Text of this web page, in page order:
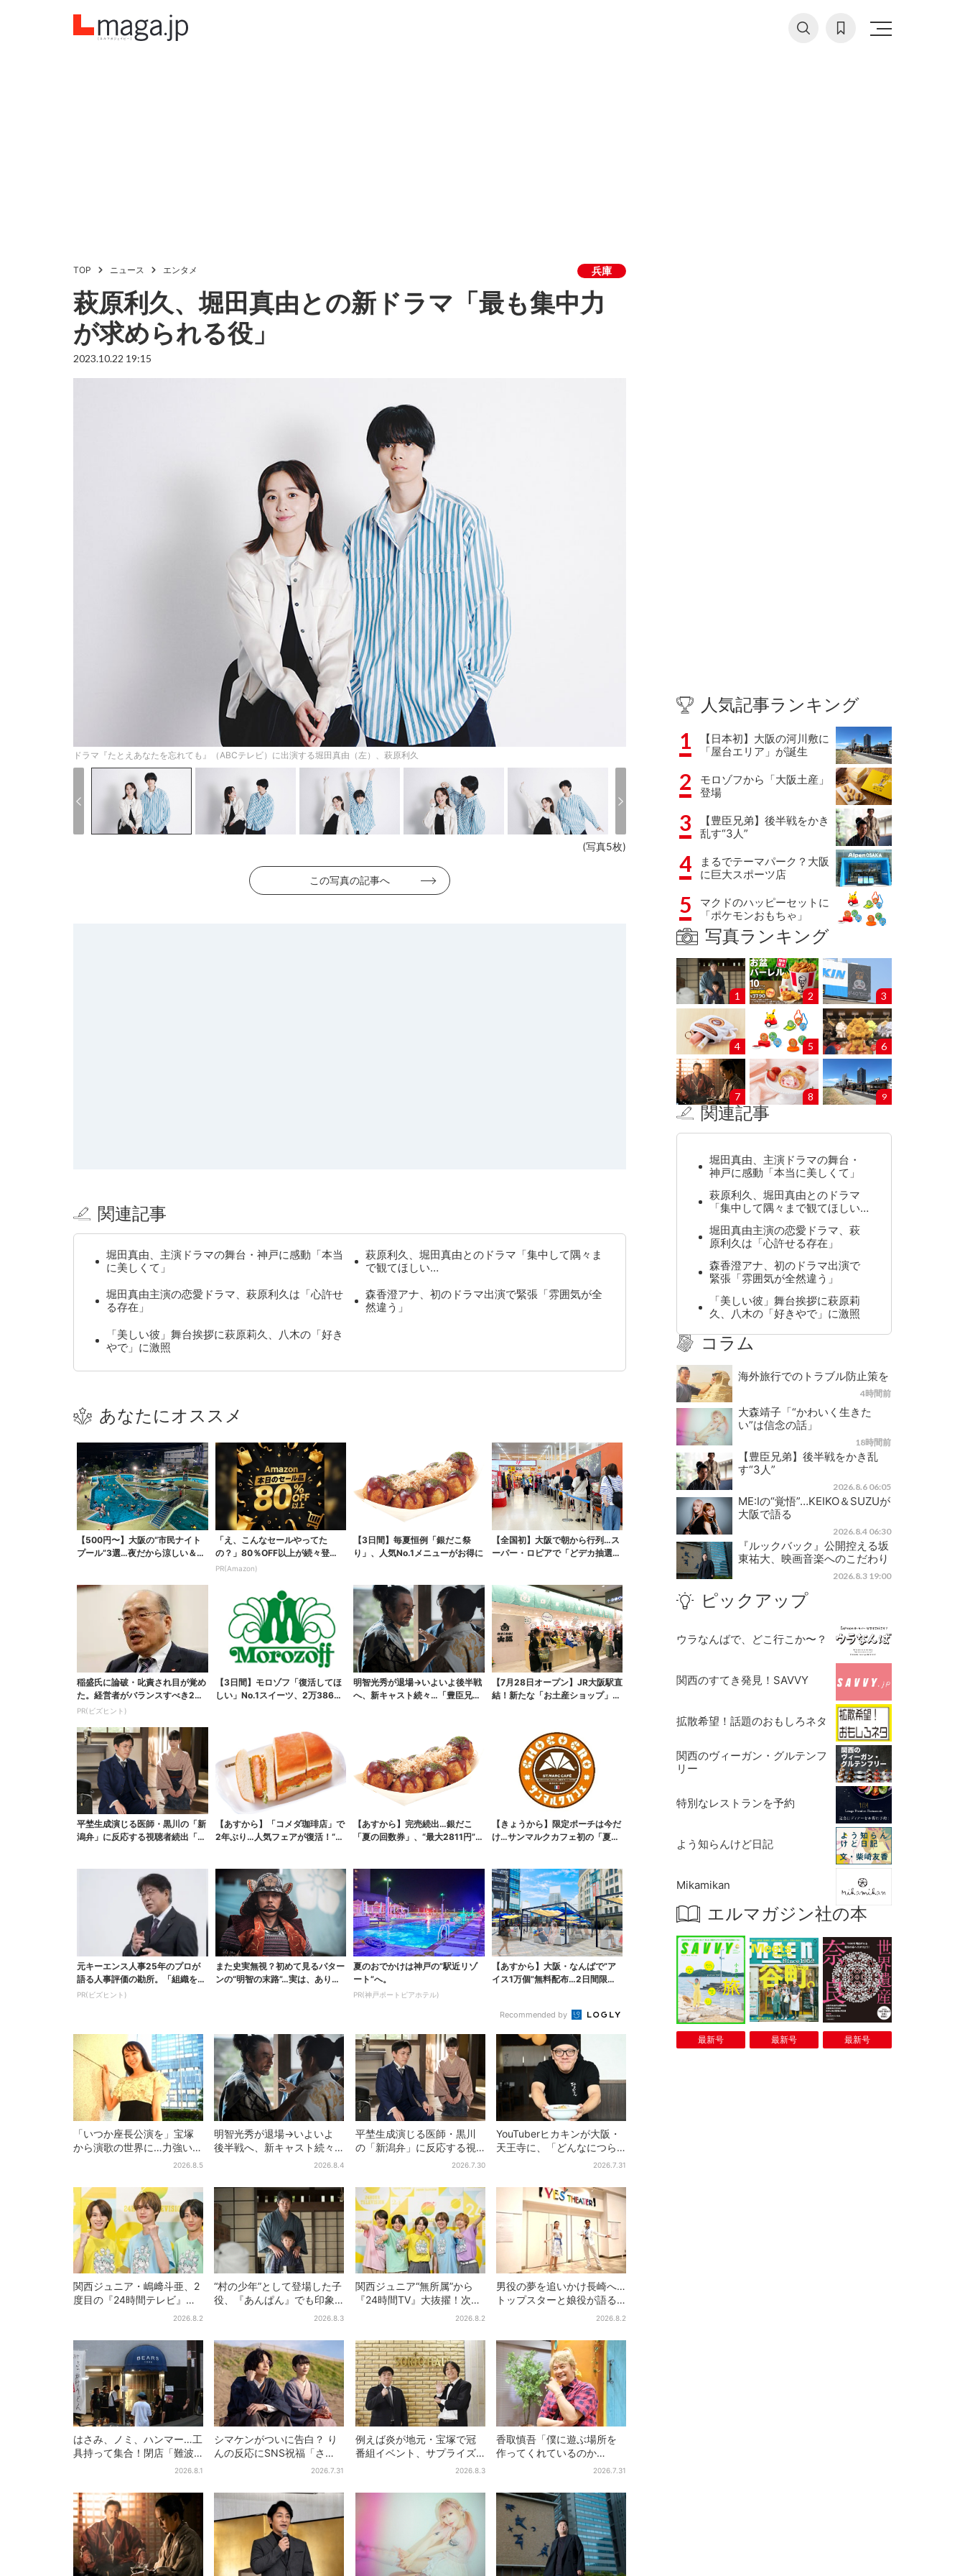
TOP ニュース エンタメ 兵庫
萩原利久、堀田真由との新ドラマ「最も集中力
が求められる役」
2023.10.22 19:15
ドラマ『たとえあなたを忘れても』（ABCテレビ）に出演する堀田真由（左）、萩原利久
(写真5枚)
この写真の記事へ
関連記事
堀田真由、主演ドラマの舞台・神戸に感動「本当
に美しくて」
萩原利久、堀田真由とのドラマ「集中して隅々ま
で観てほしい…
堀田真由主演の恋愛ドラマ、萩原利久は「心許せ
る存在」
森香澄アナ、初のドラマ出演で緊張「雰囲気が全
然違う」
「美しい彼」舞台挨拶に萩原莉久、八木の「好き
やで」に激照
あなたにオススメ
【500円〜】大阪の“市民ナイト
プール”3選…夜だから涼しい＆コ
「え、こんなセールやってた
の？」80％OFF以上が続々登
場！Amazonの本気が...
PR(Amazon)
【3日間】毎夏恒例「銀だこ祭
り」、人気No.1メニューがお得に
【全国初】大阪で朝から行列…ス
ーパー・ロピアで「どデカ抽選
稲盛氏に論破・叱責され目が覚め
た。経営者がバランスすべき2つ
の背反
PR(ビズヒント)
【3日間】モロゾフ「復活してほ
しい」No.1スイーツ、2万3865
明智光秀が退場→いよいよ後半戦
へ、新キャスト続々…「豊臣兄
【7月28日オープン】JR大阪駅直
結！新たな「お土産ショップ」、
平埜生成演じる医師・黒川の「新
潟弁」に反応する視聴者続出「グ
【あすから】「コメダ珈琲店」で
2年ぶり…人気フェアが復活！“ハ
【あすから】完売続出…銀だこ
「夏の回数券」、“最大2811円”お
【きょうから】限定ポーチは今だ
け…サンマルクカフェ初の「夏福
元キーエンス人事25年のプロが
語る人事評価の勘所。「組織を腐
らせるNG評価」とは...
PR(ビズヒント)
また史実無視？初めて見るパター
ンの“明智の末路”…実は、ありえ
夏のおでかけは神戸の”駅近リゾ
ート”へ。
PR(神戸ポートピアホテル)
【あすから】大阪・なんばで“ア
イス1万個”無料配布…2日間限定
Recommended by
「いつか座長公演を」宝塚
から演歌の世界に…力強いコ
ブシで聴かせる有沙瞳の目
2026.8.5
明智光秀が退場→いよいよ
後半戦へ、新キャスト続々…
「豊臣兄弟！」振り返り＆
2026.8.4
平埜生成演じる医師・黒川
の「新潟弁」に反応する視
聴者続出「グッときた」2026.7.30
YouTuberヒカキンが大阪・
天王寺に、「どんなにつら
い時でも…」ラーメン愛＆兄
2026.7.31
関西ジュニア・嶋﨑斗亜、2
度目の『24時間テレビ』
へ…ほかのメンバーに助言2026.8.2
“村の少年”として登場した子
役、『あんぱん』でも印象
的だった…視聴者驚き「どう
2026.8.3
関西ジュニア“無所属”から
『24時間TV』大抜擢！次世
代スターと期待「まさか僕
2026.8.2
男役の夢を追いかけ長崎へ…
トップスターと娘役が語る
「ハウステンボス歌劇団」
2026.8.2
はさみ、ノミ、ハンマー…工
具持って集合！閉店「難波
ベアーズ」最終日400人超…
い」
2026.8.1
シマケンがついに告白？ り
んの反応にSNS祝福「さす
がに伝わったよね？」2026.7.31
例えば炎が地元・宝塚で冠
番組イベント、サプライズ
に会場騒然「まさか本人が
2026.8.3
香取慎吾「僕に遊ぶ場所を
作ってくれているのか
も」、異色バラエティ『し
レビの“パンク精神”
2026.7.31
人気記事ランキング
1
【日本初】大阪の河川敷に
「屋台エリア」が誕生
2
モロゾフから「大阪土産」
登場
3
【豊臣兄弟】後半戦をかき
乱す“3人”
4
まるでテーマパーク？大阪
に巨大スポーツ店
5
マクドのハッピーセットに
「ポケモンおもちゃ」
写真ランキング
1 2 3
4 5 6
7 8 9
関連記事
堀田真由、主演ドラマの舞台・
神戸に感動「本当に美しくて」
萩原利久、堀田真由とのドラマ
「集中して隅々まで観てほしい…
堀田真由主演の恋愛ドラマ、萩
原利久は「心許せる存在」
森香澄アナ、初のドラマ出演で
緊張「雰囲気が全然違う」
「美しい彼」舞台挨拶に萩原莉
久、八木の「好きやで」に激照
コラム
海外旅行でのトラブル防止策を
4時間前
大森靖子「“かわいく生きた
い”は信念の話」
18時間前
【豊臣兄弟】後半戦をかき乱
す“3人”
2026.8.6 06:05
ME:Iの“覚悟”…KEIKO＆SUZUが
大阪で語る
2026.8.4 06:30
『ルックバック』公開控える坂
東祐大、映画音楽へのこだわり
2026.8.3 19:00
ピックアップ
ウラなんばで、どこ行こか〜？
関西のすてき発見！SAVVY
拡散希望！話題のおもしろネタ
関西のヴィーガン・グルテンフ
リー
特別なレストランを予約
よう知らんけど日記
Mikamikan
エルマガジン社の本
最新号 最新号 最新号